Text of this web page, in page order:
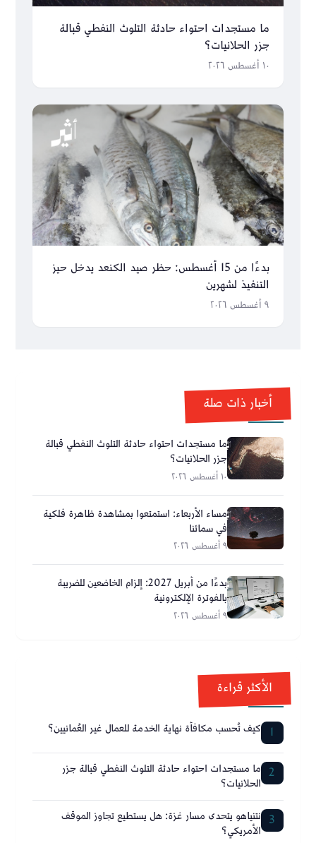
ما مستجدات احتواء حادثة التلوث النفطي قبالة
جزر الحلانيات؟
١٠ أغسطس ٢٠٢٦
بدءًا من 15 أغسطس: حظر صيد الكنعد يدخل حيز
التنفيذ لشهرين
٩ أغسطس ٢٠٢٦
أخبار ذات صلة
ما مستجدات احتواء حادثة التلوث النفطي قبالة
جزر الحلانيات؟
١٠ أغسطس ٢٠٢٦
مساء الأربعاء: استمتعوا بمشاهدة ظاهرة فلكية
في سمائنا
٩ أغسطس ٢٠٢٦
بدءًا من أبريل 2027: إلزام الخاضعين للضريبة
بالفوترة الإلكترونية
٩ أغسطس ٢٠٢٦
الأكثر قراءة
1 كيف تُحسب مكافأة نهاية الخدمة للعمال غير العُمانيين؟
2 ما مستجدات احتواء حادثة التلوث النفطي قبالة جزر
الحلانيات؟
3 نتنياهو يتحدى مسار غزة: هل يستطيع تجاوز الموقف
الأمريكي؟